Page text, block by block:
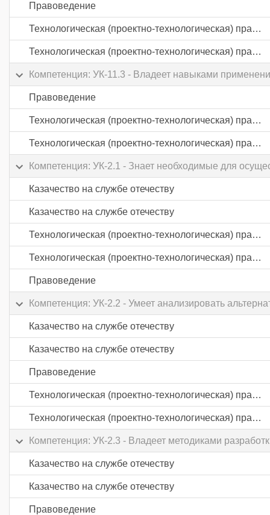
Правоведение
Технологическая (проектно-технологическая) практика
Технологическая (проектно-технологическая) практика
Компетенция: УК-11.3 - Владеет навыками
Правоведение
Технологическая (проектно-технологическая) практика
Технологическая (проектно-технологическая) практика
Компетенция: УК-2.1 - Знает необходимые для
Казачество на службе отечеству
Казачество на службе отечеству
Технологическая (проектно-технологическая) практика
Технологическая (проектно-технологическая) практика
Правоведение
Компетенция: УК-2.2 - Умеет анализировать
Казачество на службе отечеству
Казачество на службе отечеству
Правоведение
Технологическая (проектно-технологическая) практика
Технологическая (проектно-технологическая) практика
Компетенция: УК-2.3 - Владеет методиками
Казачество на службе отечеству
Казачество на службе отечеству
Правоведение